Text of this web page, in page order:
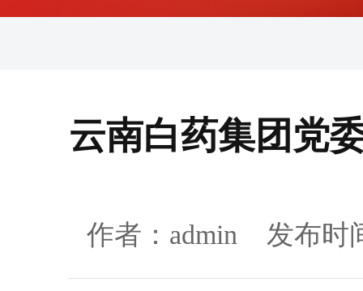
云南白药集团党
作者：admin 发布时